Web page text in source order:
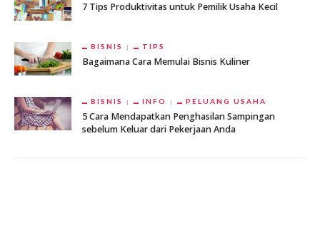
7 Tips Produktivitas untuk Pemilik Usaha Kecil
BISNIS TIPS
Bagaimana Cara Memulai Bisnis Kuliner
BISNIS INFO PELUANG USAHA
5 Cara Mendapatkan Penghasilan Sampingan
sebelum Keluar dari Pekerjaan Anda